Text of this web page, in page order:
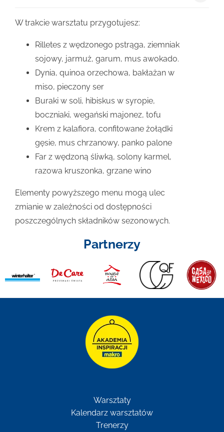
W trakcie warsztatu przygotujesz:
Rilletes z wędzonego pstrąga, ziemniak
sojowy, jarmuż, garum, mus awokado.
Dynia, quinoa orzechowa, bakłażan w
miso, pieczony ser
Buraki w soli, hibiskus w syropie,
boczniaki, wegański majonez, tofu
Krem z kalafiora, confitowane żołądki
gęsie, mus chrzanowy, panko palone
Far z wędzoną śliwką, solony karmel,
razowa kruszonka, grzane wino
Elementy powyższego menu mogą ulec
zmianie w zależności od dostępności
poszczególnych składników sezonowych.
Partnerzy
Warsztaty
Kalendarz warsztatów
Trenerzy